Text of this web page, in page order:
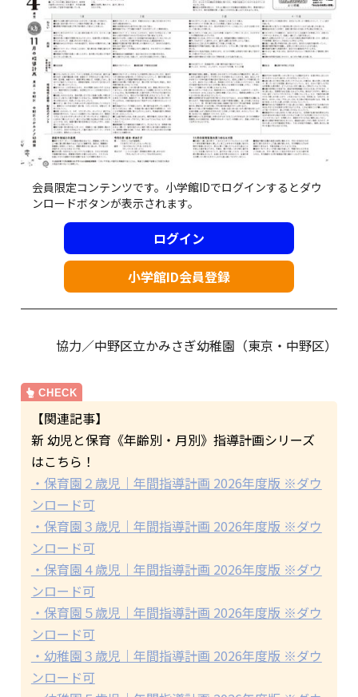
会員限定コンテンツです。小学館IDでログインするとダウ
ンロードボタンが表示されます。
ログイン
小学館ID会員登録
協力／中野区立かみさぎ幼稚園（東京・中野区）
【関連記事】
新 幼児と保育《年齢別・月別》指導計画シリーズ
はこちら！
・保育園２歳児｜年間指導計画 2026年度版 ※ダウ
ンロード可
・保育園３歳児｜年間指導計画 2026年度版 ※ダウ
ンロード可
・保育園４歳児｜年間指導計画 2026年度版 ※ダウ
ンロード可
・保育園５歳児｜年間指導計画 2026年度版 ※ダウ
ンロード可
・幼稚園３歳児｜年間指導計画 2026年度版 ※ダウ
ンロード可